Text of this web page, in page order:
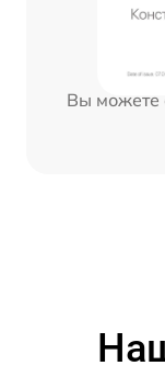
Вы можете